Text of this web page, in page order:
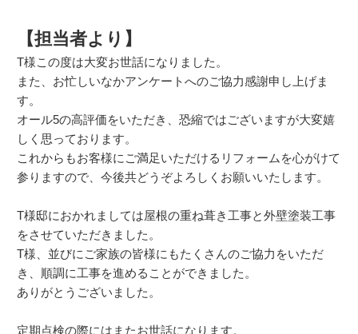
【担当者より】
T様この度は大変お世話になりました。
また、お忙しいなかアンケートへのご協力感謝申し上げま
す。
オール5の高評価をいただき、恐縮ではございますが大変嬉
しく思っております。
これからもお客様にご満足いただけるリフォームを心がけて
参りますので、今後共どうぞよろしくお願いいたします。
T様邸におかれましては屋根の重ね葺き工事と外壁塗装工事
をさせていただきました。
T様、並びにご家族の皆様にもたくさんのご協力をいただ
き、順調に工事を進めることができました。
ありがとうございました。
定期点検の際にはまたお世話になります。